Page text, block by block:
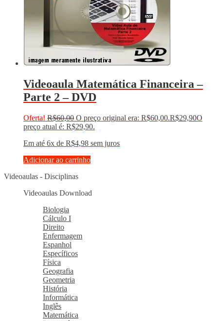
Videoaula Matemática Financeira –
Parte 2 – DVD
Oferta! R$60,00 O preço original era: R$60,00.R$29,90O
preço atual é: R$29,90.
Em até 6x de R$4,98 sem juros
Adicionar ao carrinho
Videoaulas - Disciplinas
Videoaulas Download
Biologia
Cálculo I
Direito
Enfermagem
Espanhol
Específicos
Física
Geografia
Geometria
História
Informática
Inglês
Matemática